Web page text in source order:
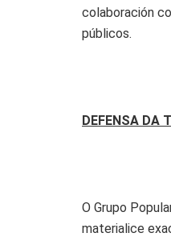
colaboración
públicos.
DEFENSA DA
O Grupo
materialice